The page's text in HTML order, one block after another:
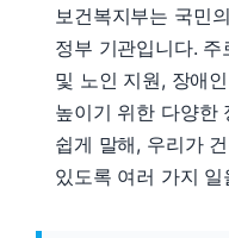
보건복지부는 국민
정부 기관입니다.
및 노인 지원, 장애
높이기 위한 다양한
쉽게 말해, 우리가
있도록 여러 가지